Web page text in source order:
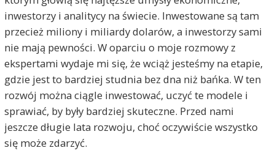
inwestorzy i analitycy na świecie. Inwestowane są tam
przecież miliony i miliardy dolarów, a inwestorzy sami
nie mają pewności. W oparciu o moje rozmowy z
ekspertami wydaje mi się, że wciąż jesteśmy na etapie,
gdzie jest to bardziej studnia bez dna niż bańka. W ten
rozwój można ciągle inwestować, uczyć te modele i
sprawiać, by były bardziej skuteczne. Przed nami
jeszcze długie lata rozwoju, choć oczywiście wszystko
się może zdarzyć.